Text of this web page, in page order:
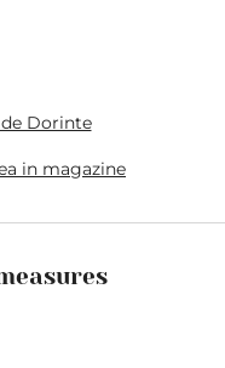
Dorinte
in magazine